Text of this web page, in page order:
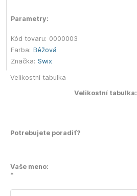
Parametry:
Kód tovaru: 0000003
Farba: Béžová
Značka: Swix
Velikostní tabulka
Velikostní tabulka:
Potrebujete poradiť?
Vaše meno:
*